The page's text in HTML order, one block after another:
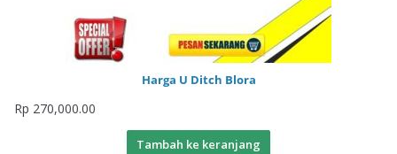
Harga U Ditch Blora
Rp 270,000.00
Tambah ke keranjang